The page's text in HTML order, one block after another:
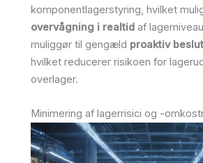
komponentlagerstyring, hvilket
overvågning i realtid af
muliggør til gengæld proaktiv
hvilket reducerer risikoen for
overlager.
Minimering af lagerrisici og -